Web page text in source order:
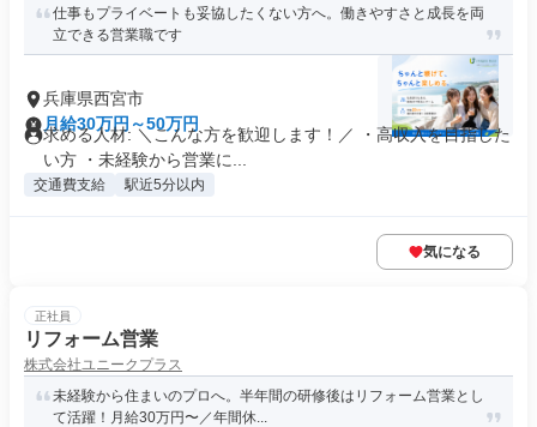
仕事もプライベートも妥協したくない方へ。働きやすさと成長を両
立できる営業職です
兵庫県西宮市
月給30万円～50万円
求める人材: ＼こんな方を歓迎します！／ ・高収入を目指した
い方 ・未経験から営業に...
交通費支給 駅近5分以内
気になる
正社員
リフォーム営業
株式会社ユニークプラス
未経験から住まいのプロへ。半年間の研修後はリフォーム営業とし
て活躍！月給30万円〜／年間休...